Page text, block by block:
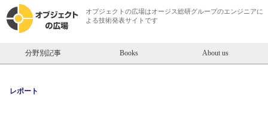
オブジェクトの広場はオージス総研グループのエンジニアに
よる技術発表サイトです
分野別記事 Books About us
レポート